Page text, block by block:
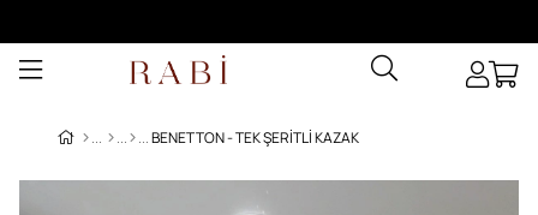
BENETTON - TEK ŞERITLI KAZAK